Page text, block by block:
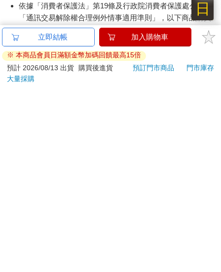
依據「消費者保護法」第19條及行政院消費者保護處公告之
「通訊交易解除權合理例外情事適用準則」，以下商品購買
後，除商品本身有瑕疵外，將不提供7天的猶豫期：
易於腐敗、保存期限較短或解約時即將逾期。（如：生
鮮食品）
依消費者要求所為之客製化給付。（客製化商品）
報紙、期刊或雜誌。（含MOOK、外文雜誌）
立即結帳 加入購物車
※ 本商品會員日滿額金幣加碼回饋最高15倍
預計 2026/08/13 出貨
購買後進貨 預訂門市商品
門市庫存
大量採購
日